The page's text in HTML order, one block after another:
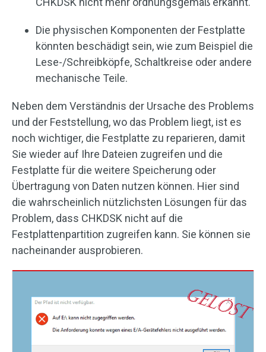
Die physischen Komponenten der Festplatte
könnten beschädigt sein, wie zum Beispiel die
Lese-/Schreibköpfe, Schaltkreise oder andere
mechanische Teile.
Neben dem Verständnis der Ursache des Problems
und der Feststellung, wo das Problem liegt, ist es
noch wichtiger, die Festplatte zu reparieren, damit
Sie wieder auf Ihre Dateien zugreifen und die
Festplatte für die weitere Speicherung oder
Übertragung von Daten nutzen können. Hier sind
die wahrscheinlich nützlichsten Lösungen für das
Problem, dass CHKDSK nicht auf die
Festplattenpartition zugreifen kann. Sie können sie
nacheinander ausprobieren.